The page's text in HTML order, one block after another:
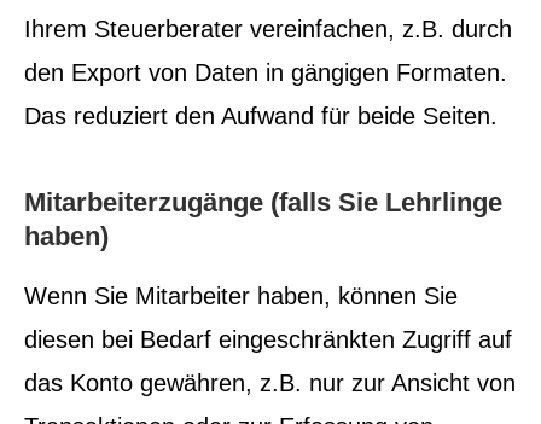
Ihrem Steuerberater vereinfachen, z.B. durch
den Export von Daten in gängigen Formaten.
Das reduziert den Aufwand für beide Seiten.
Mitarbeiterzugänge (falls Sie Lehrlinge
haben)
Wenn Sie Mitarbeiter haben, können Sie
diesen bei Bedarf eingeschränkten Zugriff auf
das Konto gewähren, z.B. nur zur Ansicht von